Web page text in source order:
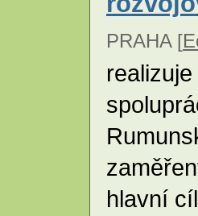
PRAHA [
hlavní